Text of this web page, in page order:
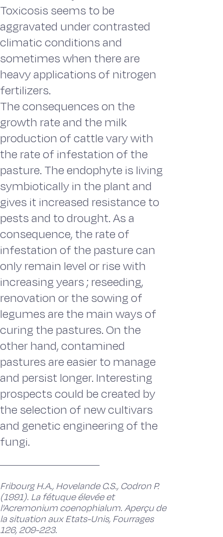
Toxicosis seems to be
aggravated under contrasted
climatic conditions and
sometimes when there are
heavy applications of nitrogen
fertilizers.
The consequences on the
growth rate and the milk
production of cattle vary with
the rate of infestation of the
pasture. The endophyte is living
symbiotically in the plant and
gives it increased resistance to
pests and to drought. As a
consequence, the rate of
infestation of the pasture can
only remain level or rise with
increasing years ; reseeding,
renovation or the sowing of
legumes are the main ways of
curing the pastures. On the
other hand, contamined
pastures are easier to manage
and persist longer. Interesting
prospects could be created by
the selection of new cultivars
and genetic engineering of the
fungi.
Fribourg H.A., Hovelande C.S., Codron P.
(1991). La fétuque élevée et
l'Acremonium coenophialum. Aperçu de
la situation aux Etats-Unis, Fourrages
126, 209-223.